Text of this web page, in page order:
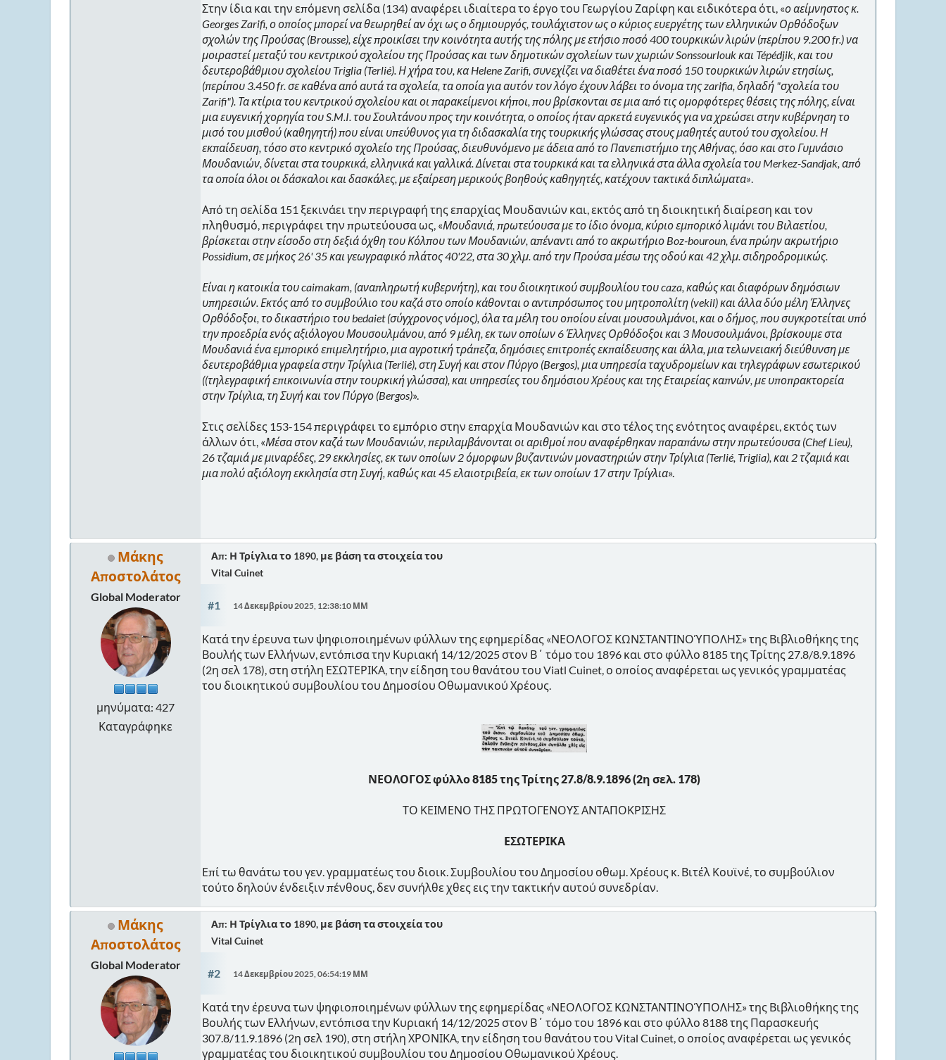
Στην ίδια και την επόμενη σελίδα (134) αναφέρει ιδιαίτερα το έργο του Γεωργίου Ζαρίφη και ειδικότερα ότι, «ο αείμνηστος κ.
Georges Zarifi, ο οποίος μπορεί να θεωρηθεί αν όχι ως ο δημιουργός, τουλάχιστον ως ο κύριος ευεργέτης των ελληνικών Ορθόδοξων
σχολών της Προύσας (Brousse), είχε προικίσει την κοινότητα αυτής της πόλης με ετήσιο ποσό 400 τουρκικών λιρών (περίπου 9.200 fr.) να
μοιραστεί μεταξύ του κεντρικού σχολείου της Προύσας και των δημοτικών σχολείων των χωριών Sonssourlouk και Tépédjik, και του
δευτεροβάθμιου σχολείου Triglia (Terlié). Η χήρα του, κα Helene Zarifi, συνεχίζει να διαθέτει ένα ποσό 150 τουρκικών λιρών ετησίως,
(περίπου 3.450 fr. σε καθένα από αυτά τα σχολεία, τα οποία για αυτόν τον λόγο έχουν λάβει το όνομα της zarifia, δηλαδή "σχολεία του
Zarifi"). Τα κτίρια του κεντρικού σχολείου και οι παρακείμενοι κήποι, που βρίσκονται σε μια από τις ομορφότερες θέσεις της πόλης, είναι
μια ευγενική χορηγία του S.M.I. του Σουλτάνου προς την κοινότητα, ο οποίος ήταν αρκετά ευγενικός για να χρεώσει στην κυβέρνηση το
μισό του μισθού (καθηγητή) που είναι υπεύθυνος για τη διδασκαλία της τουρκικής γλώσσας στους μαθητές αυτού του σχολείου. Η
εκπαίδευση, τόσο στο κεντρικό σχολείο της Προύσας, διευθυνόμενο με άδεια από το Πανεπιστήμιο της Αθήνας, όσο και στο Γυμνάσιο
Μουδανιών, δίνεται στα τουρκικά, ελληνικά και γαλλικά. Δίνεται στα τουρκικά και τα ελληνικά στα άλλα σχολεία του Merkez-Sandjak, από
τα οποία όλοι οι δάσκαλοι και δασκάλες, με εξαίρεση μερικούς βοηθούς καθηγητές, κατέχουν τακτικά διπλώματα»
Από τη σελίδα 151 ξεκινάει την περιγραφή της επαρχίας Μουδανιών και, εκτός από τη διοικητική διαίρεση και τον
πληθυσμό, περιγράφει την πρωτεύουσα ως, «Μουδανιά, πρωτεύουσα με το ίδιο όνομα, κύριο εμπορικό λιμάνι του Βιλαετίου,
βρίσκεται στην είσοδο στη δεξιά όχθη του Κόλπου των Μουδανιών, απέναντι από το ακρωτήριο Boz-bouroun, ένα πρώην ακρωτήριο
Possidium, σε μήκος 26' 35 και γεωγραφικό πλάτος 40'22, στα 30 χλμ. από την Προύσα μέσω της οδού και 42 χλμ. σιδηροδρομικώς.
Είναι η κατοικία του caimakam, (αναπληρωτή κυβερνήτη), και του διοικητικού συμβουλίου του caza, καθώς και διαφόρων δημόσιων
υπηρεσιών. Εκτός από το συμβούλιο του καζά στο οποίο κάθονται ο αντιπρόσωπος του μητροπολίτη (vekil) και άλλα δύο μέλη Έλληνες
Ορθόδοξοι, το δικαστήριο του bedaiet (σύγχρονος νόμος), όλα τα μέλη του οποίου είναι μουσουλμάνοι, και ο δήμος, που συγκροτείται υπό
την προεδρία ενός αξιόλογου Μουσουλμάνου, από 9 μέλη, εκ των οποίων 6 Έλληνες Ορθόδοξοι και 3 Μουσουλμάνοι, βρίσκουμε στα
Μουδανιά ένα εμπορικό επιμελητήριο, μια αγροτική τράπεζα, δημόσιες επιτροπές εκπαίδευσης και άλλα, μια τελωνειακή διεύθυνση με
δευτεροβάθμια γραφεία στην Τρίγλια (Terlié), στη Συγή και στον Πύργο (Bergos), μια υπηρεσία ταχυδρομείων και τηλεγράφων εσωτερικού
((τηλεγραφική επικοινωνία στην τουρκική γλώσσα), και υπηρεσίες του δημόσιου Χρέους και της Εταιρείας καπνών, με υποπρακτορεία
στην Τρίγλια, τη Συγή και τον Πύργο (Bergos)».
Στις σελίδες 153-154 περιγράφει το εμπόριο στην επαρχία Μουδανιών και στο τέλος της ενότητος αναφέρει, εκτός των
άλλων ότι, «Μέσα στον καζά των Μουδανιών, περιλαμβάνονται οι αριθμοί που αναφέρθηκαν παραπάνω στην πρωτεύουσα (Chef Lieu),
26 τζαμιά με μιναρέδες, 29 εκκλησίες, εκ των οποίων 2 όμορφων βυζαντινών μοναστηριών στην Τρίγλια (Terlié, Triglia), και 2 τζαμιά και
μια πολύ αξιόλογη εκκλησία στη Συγή, καθώς και 45 ελαιοτριβεία, εκ των οποίων 17 στην Τρίγλια».
Μάκης
Αποστολάτος
Global Moderator
μηνύματα: 427
Καταγράφηκε
Απ: Η Τρίγλια το 1890, με βάση τα στοιχεία του
Vital Cuinet
#1 14 Δεκεμβρίου 2025, 12:38:10 ΜΜ
Κατά την έρευνα των ψηφιοποιημένων φύλλων της εφημερίδας «ΝΕΟΛΟΓΟΣ ΚΩΝΣΤΑΝΤΙΝΟΎΠΟΛΗΣ» της Βιβλιοθήκης της
Βουλής των Ελλήνων, εντόπισα την Κυριακή 14/12/2025 στον Β΄ τόμο του 1896 και στο φύλλο 8185 της Τρίτης 27.8/8.9.1896
(2η σελ 178), στη στήλη ΕΣΩΤΕΡΙΚΑ, την είδηση του θανάτου του Viatl Cuinet, ο οποίος αναφέρεται ως γενικός γραμματέας
του διοικητικού συμβουλίου του Δημοσίου Οθωμανικού Χρέους.
ΝΕΟΛΟΓΟΣ φύλλο 8185 της Τρίτης 27.8/8.9.1896 (2η σελ. 178)
ΤΟ ΚΕΙΜΕΝΟ ΤΗΣ ΠΡΩΤΟΓΕΝΟΥΣ ΑΝΤΑΠΟΚΡΙΣΗΣ
ΕΣΩΤΕΡΙΚΑ
Επί τω θανάτω του γεν. γραμματέως του διοικ. Συμβουλίου του Δημοσίου οθωμ. Χρέους κ. Βιτέλ Κουϊνέ, το συμβούλιον
τούτο δηλούν ένδειξιν πένθους, δεν συνήλθε χθες εις την τακτικήν αυτού συνεδρίαν.
Μάκης
Αποστολάτος
Global Moderator
Απ: Η Τρίγλια το 1890, με βάση τα στοιχεία του
Vital Cuinet
#2 14 Δεκεμβρίου 2025, 06:54:19 ΜΜ
Κατά την έρευνα των ψηφιοποιημένων φύλλων της εφημερίδας «ΝΕΟΛΟΓΟΣ ΚΩΝΣΤΑΝΤΙΝΟΎΠΟΛΗΣ» της Βιβλιοθήκης της
Βουλής των Ελλήνων, εντόπισα την Κυριακή 14/12/2025 στον Β΄ τόμο του 1896 και στο φύλλο 8188 της Παρασκευής
307.8/11.9.1896 (2η σελ 190), στη στήλη ΧΡΟΝΙΚΑ, την είδηση του θανάτου του Vital Cuinet, ο οποίος αναφέρεται ως γενικός
γραμματέας του διοικητικού συμβουλίου του Δημοσίου Οθωμανικού Χρέους.